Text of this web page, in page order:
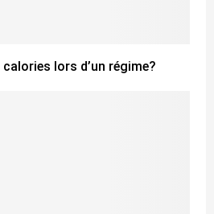
lors d’un régime?